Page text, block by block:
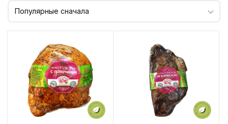
Популярные сначала